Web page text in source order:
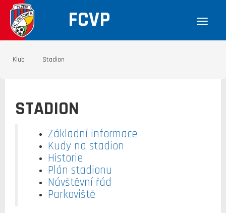
FCVP
Klub Stadion
STADION
Základní informace
Kudy na stadion
Historie
Plán stadionu
Návštěvní řád
Parkoviště